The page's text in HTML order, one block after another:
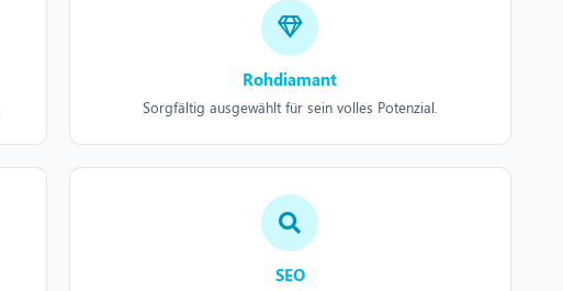
Rohdiamant
Sorgfältig ausgewählt für sein volles Potenzial.
SEO